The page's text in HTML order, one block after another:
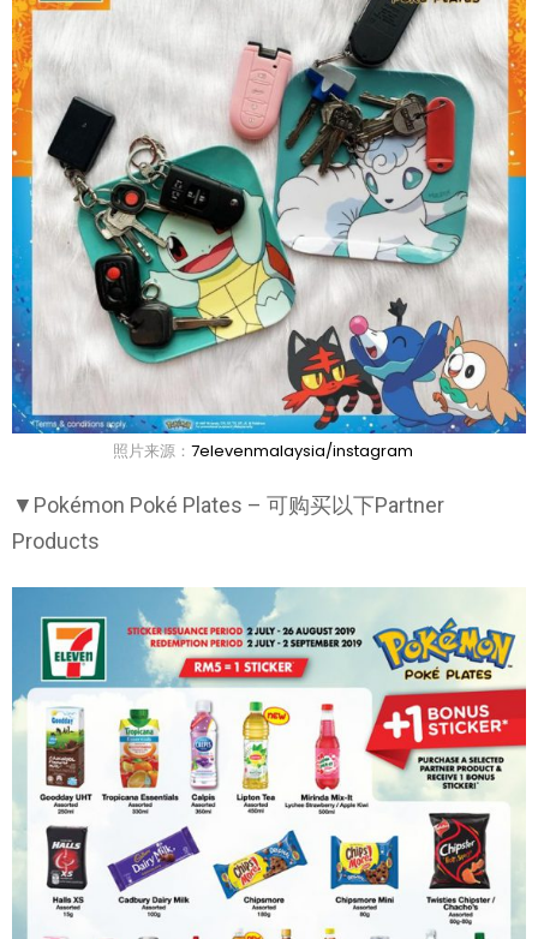
照片来源： 7elevenmalaysia/instagram
▼Pokémon Poké Plates – 可购买以下Partner
Products